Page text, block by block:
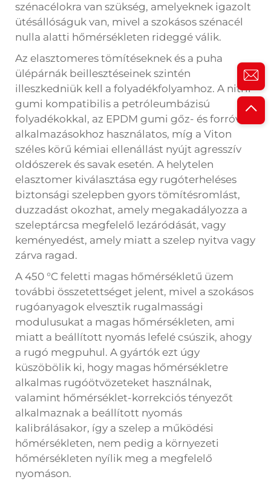
szénacélokra van szükség, amelyeknek igazolt
ütésállóságuk van, mivel a szokásos szénacél
nulla alatti hőmérsékleten rideggé válik.
Az elasztomeres tömítéseknek és a puha
ülépárnák beillesztéseinek szintén
illeszkedniük kell a folyadékfolyamhoz. A nitril-
gumi kompatibilis a petróleumbázisú
folyadékokkal, az EPDM gumi gőz- és forróvíz-
alkalmazásokhoz használatos, míg a Viton
széles körű kémiai ellenállást nyújt agresszív
oldószerek és savak esetén. A helytelen
elasztomer kiválasztása egy rugóterheléses
biztonsági szelepben gyors tömítésromlást,
duzzadást okozhat, amely megakadályozza a
szeleptárcsa megfelelő lezáródását, vagy
keményedést, amely miatt a szelep nyitva vagy
zárva ragad.
A 450 °C feletti magas hőmérsékletű üzem
további összetettséget jelent, mivel a szokásos
rugóanyagok elvesztik rugalmassági
modulusukat a magas hőmérsékleten, ami
miatt a beállított nyomás lefelé csúszik, ahogy
a rugó megpuhul. A gyártók ezt úgy
küszöbölik ki, hogy magas hőmérsékletre
alkalmas rugóötvözeteket használnak,
valamint hőmérséklet-korrekciós tényezőt
alkalmaznak a beállított nyomás
kalibrálásakor, így a szelep a működési
hőmérsékleten, nem pedig a környezeti
hőmérsékleten nyílik meg a megfelelő
nyomáson.